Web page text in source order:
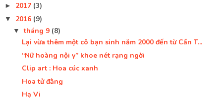
► 2017 (3)
▼ 2016 (9)
▼tháng 9 (8)
Lại vừa thêm một cô bạn sinh năm 2000 đến từ Cần T...
“Nữ hoàng nội y” khoe nét rạng ngời
Clip art : Hoa cúc xanh
Hoa tử đằng
Hạ Vi